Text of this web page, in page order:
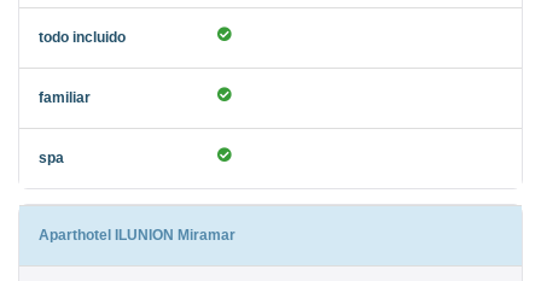
Aparthotel ILUNION Miramar